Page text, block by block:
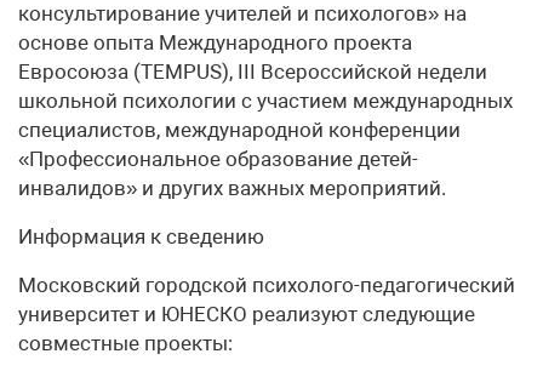
консультирование учителей и психологов» на
основе опыта Международного проекта
Евросоюза (TEMPUS), III Всероссийской недели
школьной психологии с участием международных
специалистов, международной конференции
«Профессиональное образование детей-
инвалидов» и других важных мероприятий.
Информация к сведению
Московский городской психолого-педагогический
университет и ЮНЕСКО реализуют следующие
совместные проекты: